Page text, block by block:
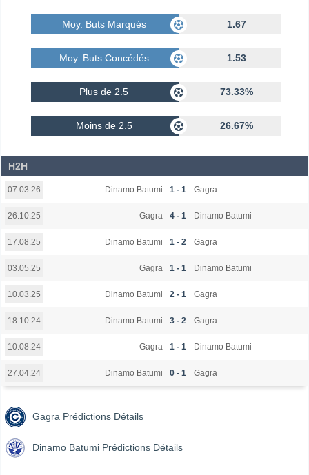
Moy. Buts Marqués 1.67
Moy. Buts Concédés 1.53
Plus de 2.5 73.33%
Moins de 2.5 26.67%
H2H
07.03.26 Dinamo Batumi 1 - 1 Gagra
26.10.25 Gagra 4 - 1 Dinamo Batumi
17.08.25 Dinamo Batumi 1 - 2 Gagra
03.05.25 Gagra 1 - 1 Dinamo Batumi
10.03.25 Dinamo Batumi 2 - 1 Gagra
18.10.24 Dinamo Batumi 3 - 2 Gagra
10.08.24 Gagra 1 - 1 Dinamo Batumi
27.04.24 Dinamo Batumi 0 - 1 Gagra
Gagra Prédictions Détails
Dinamo Batumi Prédictions Détails